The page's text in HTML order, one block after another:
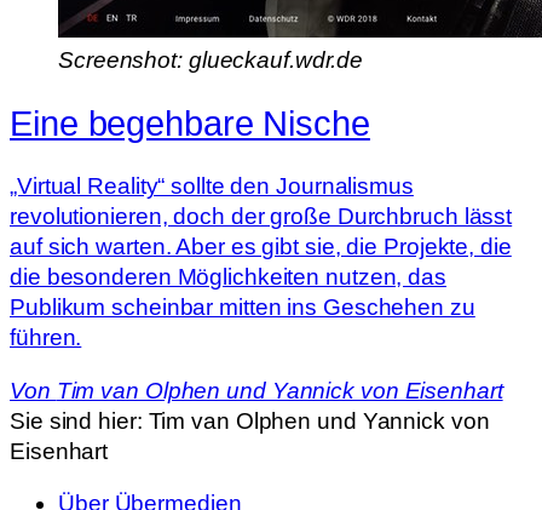
Screenshot: glueckauf.wdr.de
Eine begehbare Nische
„Virtual Reality“ sollte den Journalismus
revolutionieren, doch der große Durchbruch lässt
auf sich warten. Aber es gibt sie, die Projekte, die
die besonderen Möglichkeiten nutzen, das
Publikum scheinbar mitten ins Geschehen zu
führen.
Von Tim van Olphen und Yannick von Eisenhart
Sie sind hier: Tim van Olphen und Yannick von
Eisenhart
Über Übermedien